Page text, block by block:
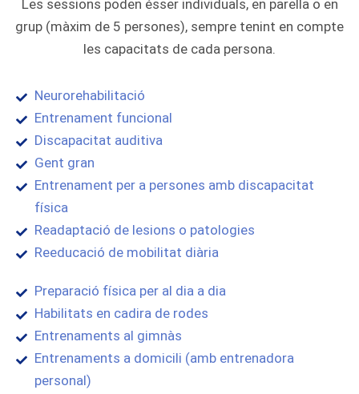
Les sessions poden ésser individuals, en parella o en
grup (màxim de 5 persones), sempre tenint en compte
les capacitats de cada persona.
Neurorehabilitació
Entrenament funcional
Discapacitat auditiva
Gent gran
Entrenament per a persones amb discapacitat
física
Readaptació de lesions o patologies
Reeducació de mobilitat diària
Preparació física per al dia a dia
Habilitats en cadira de rodes
Entrenaments al gimnàs
Entrenaments a domicili (amb entrenadora
personal)